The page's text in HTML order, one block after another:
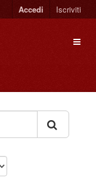
Accedi Iscriviti